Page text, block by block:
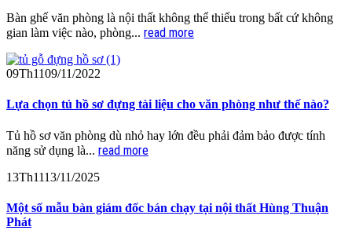
Bàn ghế văn phòng là nội thất không thể thiếu trong bất cứ không
gian làm việc nào, phòng... read more
09Th1109/11/2022
Lựa chọn tủ hồ sơ đựng tài liệu cho văn phòng như thế nào?
Tủ hồ sơ văn phòng dù nhỏ hay lớn đều phải đảm bảo được tính
năng sử dụng là... read more
13Th1113/11/2025
Một số mẫu bàn giám đốc bán chạy tại nội thất Hùng Thuận
Phát